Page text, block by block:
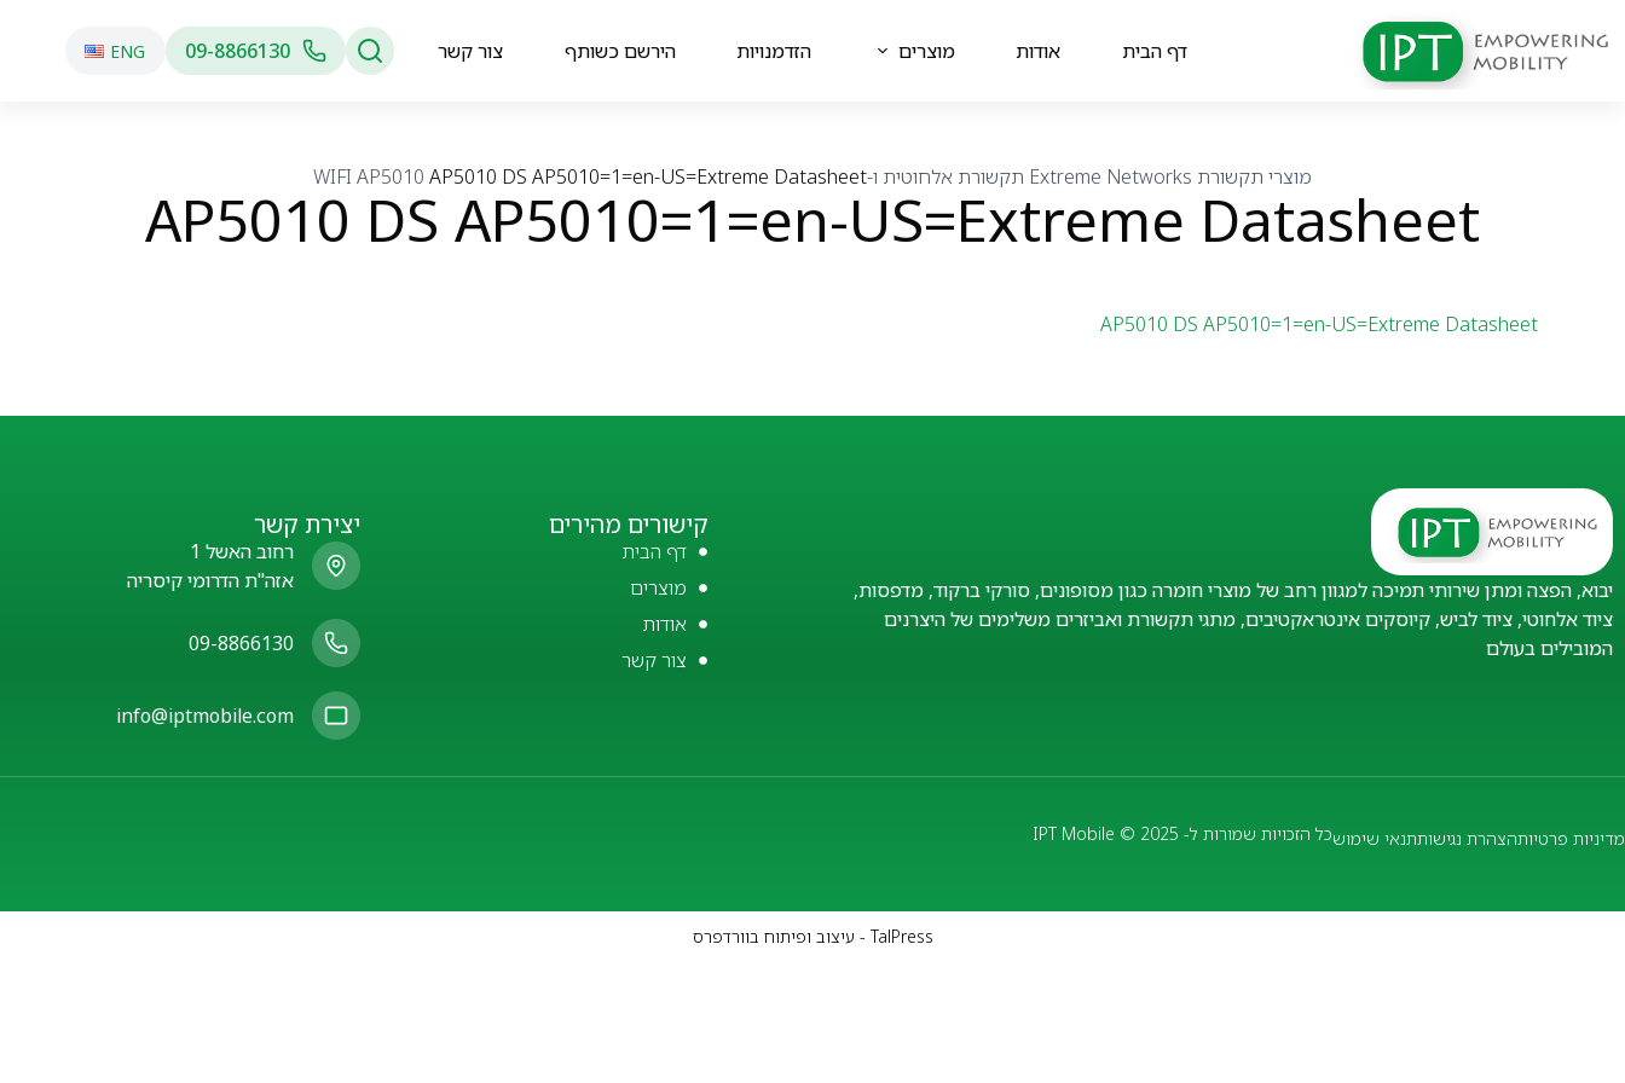
דף הבית אודות מוצרים הזדמנויות הירשם כשותף צור קשר 09-8866130
ENG
מוצרי תקשורת Extreme Networks תקשורת אלחוטית ו-WIFI AP5010 AP5010 DS AP5010=1=en-US=Extreme Datasheet
AP5010 DS AP5010=1=en-US=Extreme Datasheet
AP5010 DS AP5010=1=en-US=Extreme Datasheet
יבוא, הפצה ומתן שירותי תמיכה למגוון רחב של מוצרי חומרה כגון מסופונים, סורקי ברקוד, מדפסות,
ציוד אלחוטי, ציוד לביש, קיוסקים אינטראקטיבים, מתגי תקשורת ואביזרים משלימים של היצרנים
המובילים בעולם
קישורים מהירים
דף הבית
מוצרים
אודות
צור קשר
יצירת קשר
רחוב האשל 1
אזה"ת הדרומי קיסריה
09-8866130
info@iptmobile.com
מדיניות פרטיותהצהרת נגישותתנאי שימושכל הזכויות שמורות ל- IPT Mobile © 2025
TalPress - עיצוב ופיתוח בוורדפרס